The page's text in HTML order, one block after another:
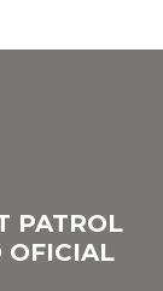
PATROL
OFICIAL